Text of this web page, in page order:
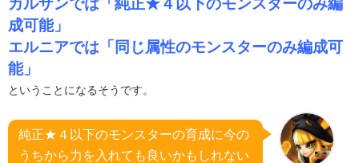
カルザンでは「純正★４以下のモンスターのみ編
成可能」
エルニアでは「同じ属性のモンスターのみ編成可
能」
ということになるそうです。
純正★４以下のモンスターの育成に今の
うちから力を入れても良いかもしれない